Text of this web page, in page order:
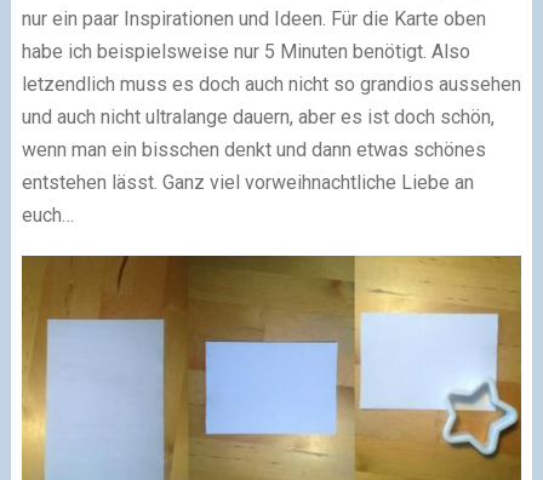
nur ein paar Inspirationen und Ideen. Für die Karte oben
habe ich beispielsweise nur 5 Minuten benötigt. Also
letzendlich muss es doch auch nicht so grandios aussehen
und auch nicht ultralange dauern, aber es ist doch schön,
wenn man ein bisschen denkt und dann etwas schönes
entstehen lässt. Ganz viel vorweihnachtliche Liebe an
euch…